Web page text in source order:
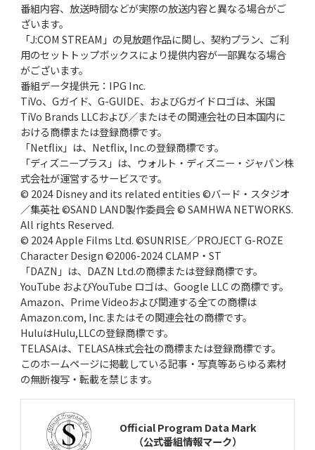
番組内容、放送時間などが実際の放送内容と異なる場合がご
ざいます。
「J:COM STREAM」の見放題作品に関し、契約プラン、ご利
用のセットトップボックスにより提供内容が一部異なる場合
がございます。
番組データ提供元：IPG Inc.
TiVo、Gガイド、G-GUIDE、およびGガイドロゴは、米国
TiVo Brands LLCおよび／またはその関連会社の日本国内に
おける商標または登録商標です。
「Netflix」は、Netflix, Inc.の登録商標です。
「ディズニープラス」は、ウォルト・ディズニー・ジャパン株
式会社が運営するサービスです。
© 2024 Disney and its related entities ©バード・スタジオ
／集英社 ©SAND LAND製作委員会 © SAMHWA NETWORKS.
All rights Reserved.
© 2024 Apple Films Ltd. ©SUNRISE／PROJECT G-ROZE
Character Design ©2006-2024 CLAMP・ST
「DAZN」は、DAZN Ltd.の商標または登録商標です。
YouTube およびYouTube ロゴは、Google LLC の商標です。
Amazon、Prime Videoおよび関連する全ての商標は
Amazon.com, Inc.またはその関連会社の商標です。
HuluはHulu,LLCの登録商標です。
TELASAは、TELASA株式会社の商標または登録商標です。
このホームページに掲載している記事・写真等あらゆる素材
の無断複写・転載を禁じます。
Official Program Data Mark
（公式番組情報マーク）